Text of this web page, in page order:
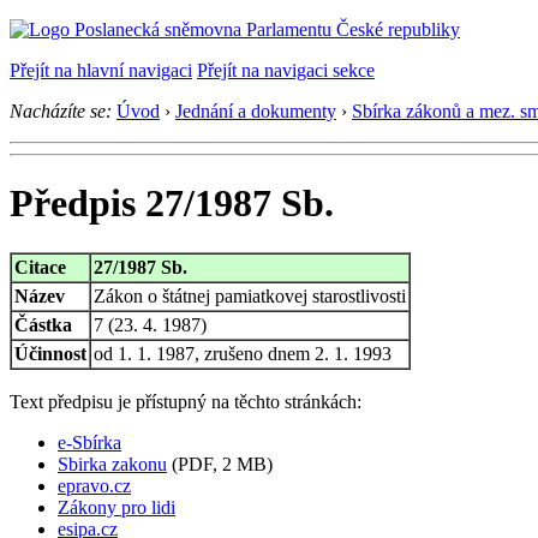
Přejít na hlavní navigaci Přejít na navigaci sekce
Nacházíte se: Úvod › Jednání a dokumenty › Sbírka zákonů a mez.
Předpis 27/1987 Sb.
Citace
27/1987 Sb.
Název
Zákon o štátnej pamiatkovej starostlivosti
Částka
7 (23. 4. 1987)
Účinnost od 1. 1. 1987, zrušeno dnem 2. 1. 1993
Text předpisu je přístupný na těchto stránkách:
e-Sbírka
Sbirka zakonu (PDF, 2 MB)
epravo.cz
Zákony pro lidi
esipa.cz